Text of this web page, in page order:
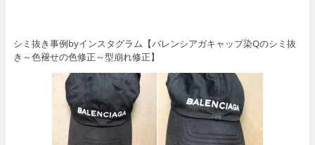
シミ抜き事例byインスタグラム【バレンシアガキャップ染Qのシミ抜
き～色褪せの色修正～型崩れ修正】